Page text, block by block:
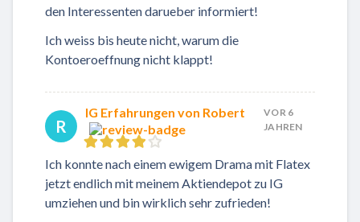
den Interessenten darueber informiert!
Ich weiss bis heute nicht, warum die
Kontoeroeffnung nicht klappt!
R
IG Erfahrungen von Robert
VOR 6
JAHREN
Ich konnte nach einem ewigem Drama mit Flatex
jetzt endlich mit meinem Aktiendepot zu IG
umziehen und bin wirklich sehr zufrieden!